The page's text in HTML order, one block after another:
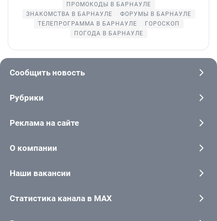
ПРОМОКОДЫ В БАРНАУЛЕ
ЗНАКОМСТВА В БАРНАУЛЕ
ФОРУМЫ В БАРНАУЛЕ
ТЕЛЕПРОГРАММА В БАРНАУЛЕ
ГОРОСКОП
ПОГОДА В БАРНАУЛЕ
Сообщить новость
Рубрики
Реклама на сайте
О компании
Наши вакансии
Статистика канала в MAX